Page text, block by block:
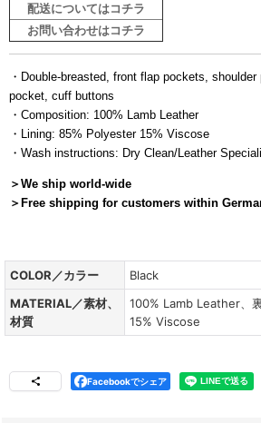
配送についてはコチラ
お問い合わせはコチラ
・Double-breasted, front flap pockets,
pocket, cuff buttons
・ Composition: 100% Lamb Leather
・Lining: 85% Polyester 15% Viscose
・Wash instructions: Dry Clean/Leather
＞We ship world-wide
＞ Free shipping for customers within
COLOR／カラー
Black
MATERIAL／素材、
材質
100% Lamb Leather、
15% Viscose
Facebookでシェア